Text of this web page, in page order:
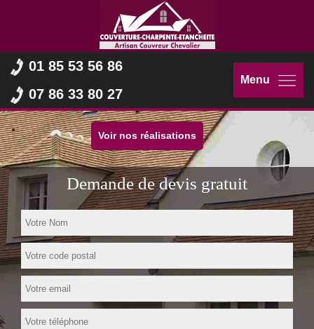
01 85 53 56 86
07 86 33 80 27
Menu
Voir nos réalisations
Demande de devis gratuit